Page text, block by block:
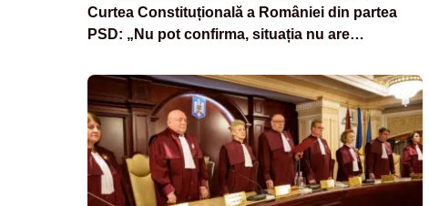
Curtea Constituțională a României din partea
PSD: „Nu pot confirma, situația nu are